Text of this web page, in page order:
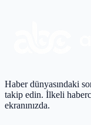
Haber dünyasındaki
takip edin. İlkeli
ekranınızda.